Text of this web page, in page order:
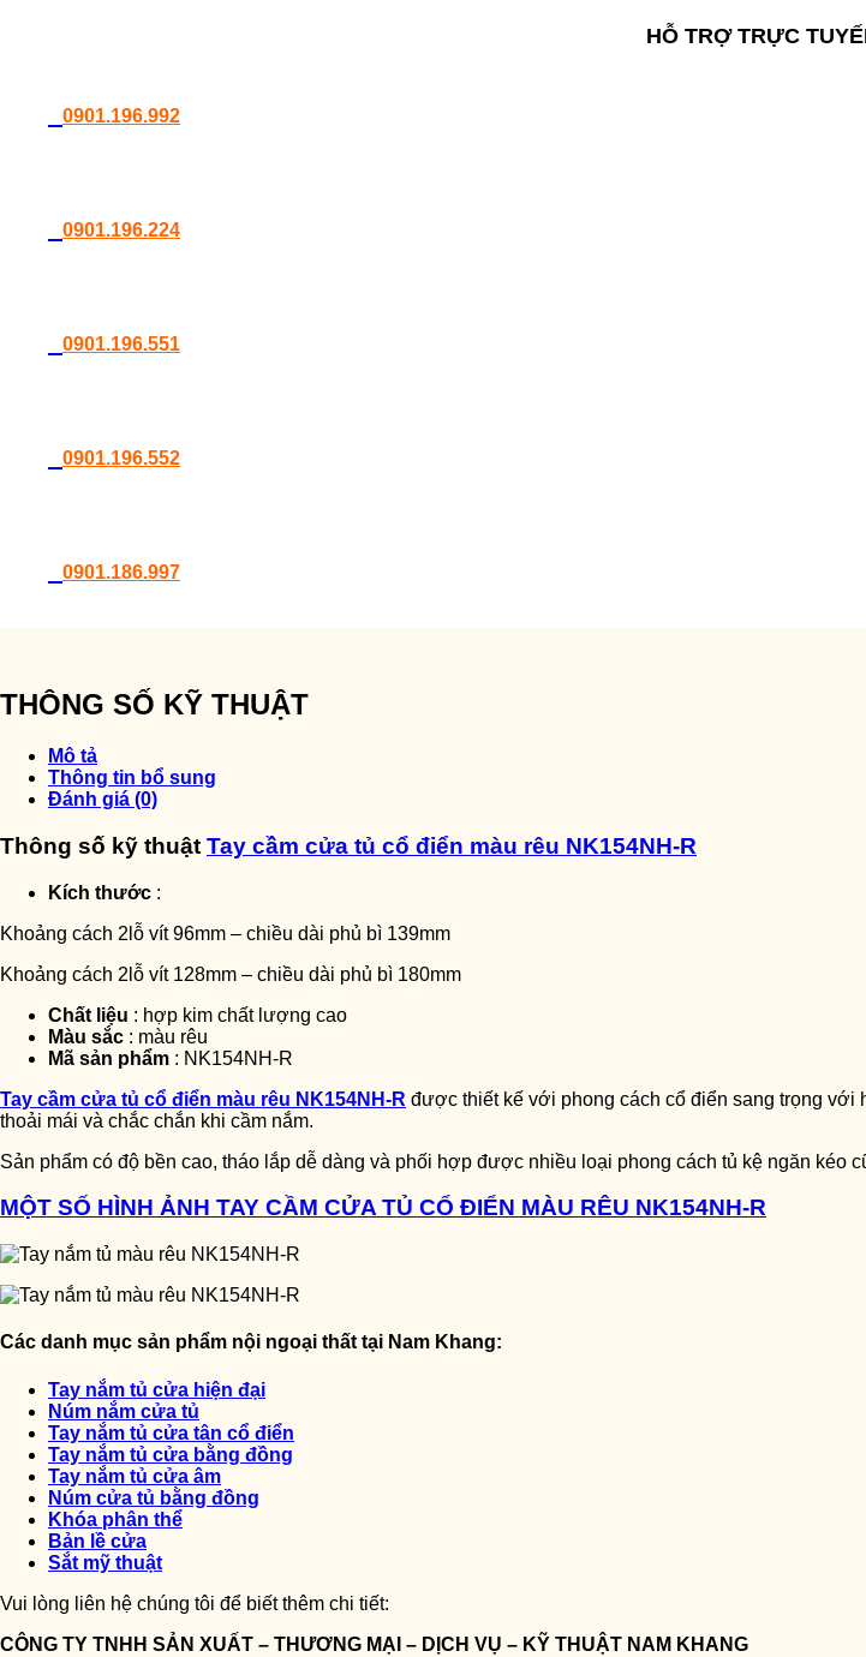
HỖ TRỢ TRỰC
0901.196.992
0901.196.224
0901.196.551
0901.196.552
0901.186.997
THÔNG SỐ KỸ THUẬT
Mô tả
Thông tin bổ sung
Đánh giá (0)
Thông số kỹ thuật Tay cầm cửa tủ cổ điển màu rêu NK154NH-R
Kích thước :
Khoảng cách 2lỗ vít 96mm – chiều dài phủ bì 139mm
Khoảng cách 2lỗ vít 128mm – chiều dài phủ bì 180mm
Chất liệu : hợp kim chất lượng cao
Màu sắc : màu rêu
Mã sản phẩm : NK154NH-R
Tay cầm cửa tủ cổ điển màu rêu NK154NH-R được thiết kế với phong cách cổ điển sang trọng
thoải mái và chắc chắn khi cầm nắm.
Sản phẩm có độ bền cao, tháo lắp dễ dàng và phối hợp được nhiều loại phong cách tủ kệ ngăn kéo
MỘT SỐ HÌNH ẢNH TAY CẦM CỬA TỦ CỔ ĐIỂN MÀU RÊU NK154NH-R
Các danh mục sản phẩm nội ngoại thất tại Nam Khang:
Tay nắm tủ cửa hiện đại
Núm nắm cửa tủ
Tay nắm tủ cửa tân cổ điển
Tay nắm tủ cửa bằng đồng
Tay nắm tủ cửa âm
Núm cửa tủ bằng đồng
Khóa phân thể
Bản lề cửa
Sắt mỹ thuật
Vui lòng liên hệ chúng tôi để biết thêm chi tiết:
CÔNG TY TNHH SẢN XUẤT – THƯƠNG MẠI – DỊCH VỤ – KỸ THUẬT NAM KHANG